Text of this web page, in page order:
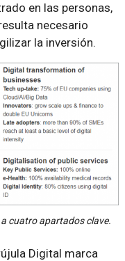
en las personas,
necesario
la inversión.
cuatro apartados clave.
Digital marca